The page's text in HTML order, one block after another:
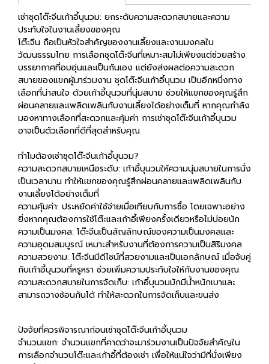
เช่าชุดโต๊ะจีนเก้าอี้บุนวม: ยกระดับความสะดวกสบายและความ
ประทับใจในงานเลี้ยงของคุณ
โต๊ะจีน ถือเป็นหัวใจสำคัญของงานเลี้ยงและงานมงคลใน
วัฒนธรรมไทย การเลือกชุดโต๊ะจีนที่เหมาะสมไม่เพียงแต่ช่วยสร้าง
บรรยากาศที่อบอุ่นและเป็นกันเอง แต่ยังส่งผลต่อความสะดวก
สบายของแขกผู้มาร่วมงาน ชุดโต๊ะจีนเก้าอี้บุนวม เป็นอีกหนึ่งทาง
เลือกที่น่าสนใจ ด้วยเก้าอี้บุนวมที่นุ่มสบาย ช่วยให้แขกของคุณรู้สึก
ผ่อนคลายและเพลิดเพลินกับงานเลี้ยงได้อย่างเต็มที่ หากคุณกำลัง
มองหาทางเลือกที่สะดวกและคุ้มค่า การเช่าชุดโต๊ะจีนเก้าอี้บุนวม
อาจเป็นตัวเลือกที่ดีที่สุดสำหรับคุณ
ทำไมต้องเช่าชุดโต๊ะจีนเก้าอี้บุนวม?
ความสะดวกสบายเหนือระดับ: เก้าอี้บุนวมให้ความนุ่มสบายในการนั่ง
เป็นเวลานาน ทำให้แขกของคุณรู้สึกผ่อนคลายและเพลิดเพลินกับ
งานเลี้ยงได้อย่างเต็มที่
ความคุ้มค่า: ประหยัดค่าใช้จ่ายเมื่อเทียบกับการซื้อ โดยเฉพาะอย่าง
ยิ่งหากคุณต้องการใช้โต๊ะและเก้าอี้เพียงครั้งเดียวหรือไม่บ่อยนัก
ความเป็นมงคล: โต๊ะจีนเป็นสัญลักษณ์ของความเป็นมงคลและ
ความอุดมสมบูรณ์ เหมาะสำหรับงานที่ต้องการความเป็นสิริมงคล
ความสวยงาม: โต๊ะจีนมีดีไซน์ที่สวยงามและเป็นเอกลักษณ์ เมื่อจับคู่
กับเก้าอี้บุนวมที่หรูหรา ช่วยเพิ่มความประทับใจให้กับงานของคุณ
ความสะดวกสบายในการจัดเก็บ: เก้าอี้บุนวมมักมีน้ำหนักเบาและ
สามารถวางซ้อนกันได้ ทำให้สะดวกในการจัดเก็บและขนส่ง
ปัจจัยที่ควรพิจารณาก่อนเช่าชุดโต๊ะจีนเก้าอี้บุนวม
จำนวนแขก: จำนวนแขกที่คาดว่าจะมาร่วมงานเป็นปัจจัยสำคัญใน
การเลือกจำนวนโต๊ะและเก้าอี้ที่ต้องเช่า เพื่อให้แน่ใจว่ามีที่นั่งเพียง